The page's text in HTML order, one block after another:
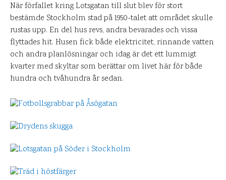
När förfallet kring Lotsgatan till slut blev för stort
bestämde Stockholm stad på 1950-talet att området skulle
rustas upp. En del hus revs, andra bevarades och vissa
flyttades hit. Husen fick både elektricitet, rinnande vatten
och andra planlösningar och idag är det ett lummigt
kvarter med skyltar som berättar om livet här för både
hundra och tvåhundra år sedan.